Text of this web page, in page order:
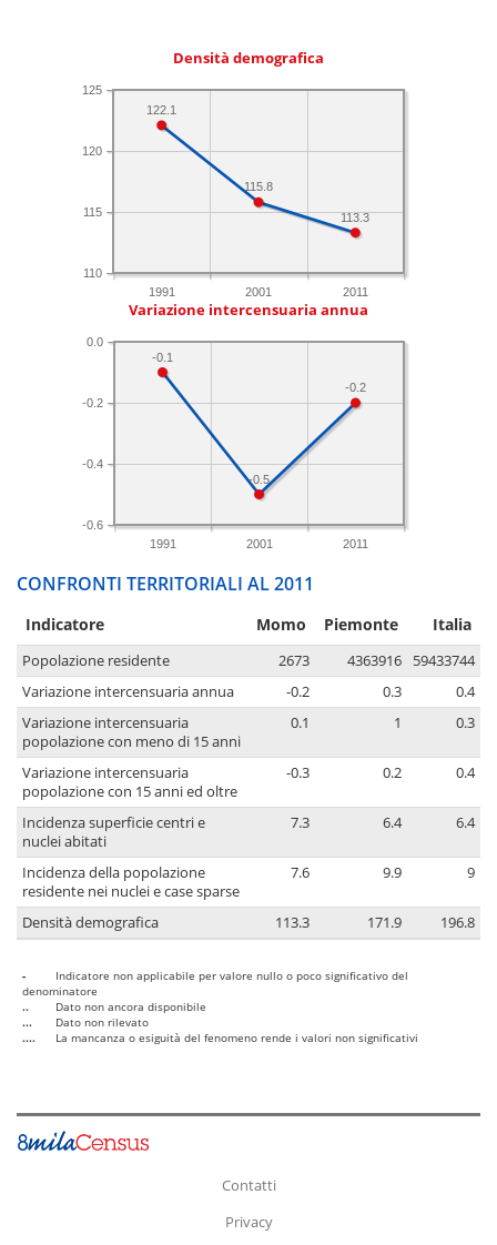
Densità demografica
1991 2001 2011
110
115
120
125
113.3
115.8
122.1
Variazione intercensuaria annua
1991 2001 2011
-0.6
-0.4
-0.2
0.0
-0.2
-0.5
-0.1
CONFRONTI TERRITORIALI AL 2011
Indicatore Momo Piemonte Italia
Popolazione residente 2673 4363916
59433744
Variazione intercensuaria annua
-0.2 0.3
0.4
Variazione intercensuaria
popolazione con meno di 15 anni
0.1 1 0.3
Variazione intercensuaria
popolazione con 15 anni ed oltre
-0.3 0.2 0.4
Incidenza superficie centri e
nuclei abitati
7.3 6.4 6.4
Incidenza della popolazione
residente nei nuclei e case sparse
7.6 9.9 9
Densità demografica 113.3 171.9 196.8
-
Indicatore non applicabile per valore nullo o poco significativo del
denominatore
..
Dato non ancora disponibile
...
Dato non rilevato
....
La mancanza o esiguità del fenomeno rende i valori non significativi
Contatti
Privacy